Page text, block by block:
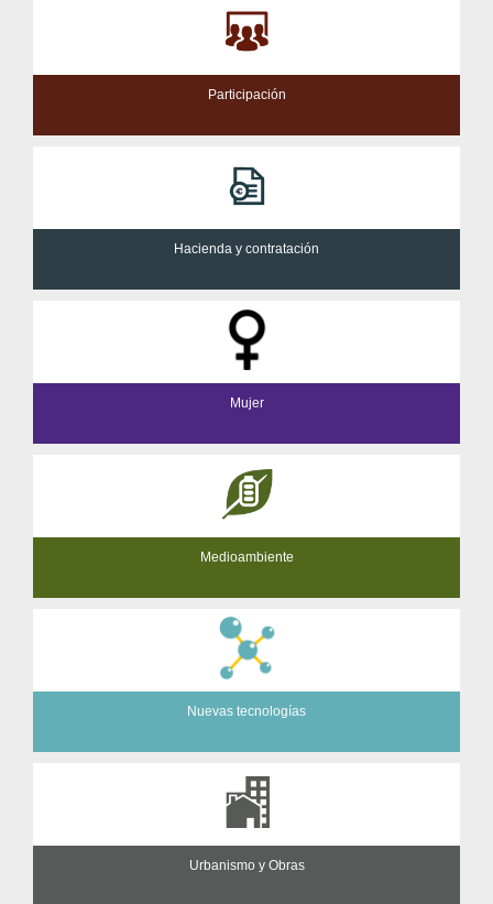
Participación
Hacienda y contratación
Mujer
Medioambiente
Nuevas tecnologías
Urbanismo y Obras